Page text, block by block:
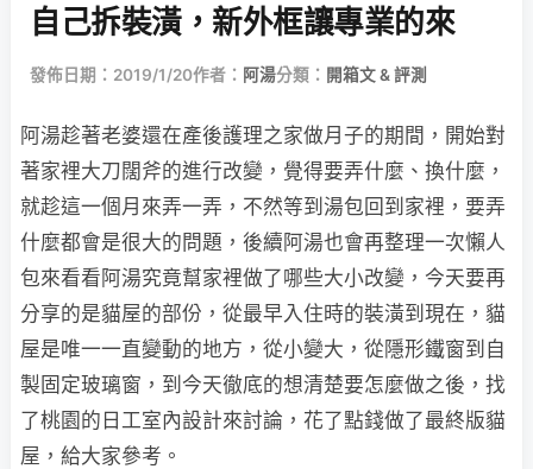
自己拆裝潢，新外框讓專業的來
發佈日期：2019/1/20作者： 阿湯分類： 開箱文 & 評測
阿湯趁著老婆還在產後護理之家做月子的期間，開始對
著家裡大刀闊斧的進行改變，覺得要弄什麼、換什麼，
就趁這一個月來弄一弄，不然等到湯包回到家裡，要弄
什麼都會是很大的問題，後續阿湯也會再整理一次懶人
包來看看阿湯究竟幫家裡做了哪些大小改變，今天要再
分享的是貓屋的部份，從最早入住時的裝潢到現在，貓
屋是唯一一直變動的地方，從小變大，從隱形鐵窗到自
製固定玻璃窗，到今天徹底的想清楚要怎麼做之後，找
了桃園的日工室內設計來討論，花了點錢做了最終版貓
屋，給大家參考。